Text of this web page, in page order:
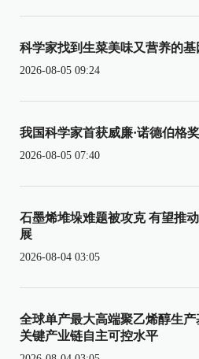
科学家找到生菜美味又营养的基
2026-08-05 09:24
我国科学家首获威廉·诺德伯格
2026-08-05 07:40
石墨烯堆垛难题被攻克 有望推
展
2026-08-04 03:05
全球单产最大高端聚乙烯醇生
关键产业链自主可控水平